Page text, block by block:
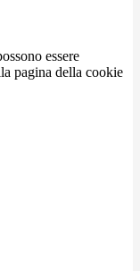
essere
pagina della cookie